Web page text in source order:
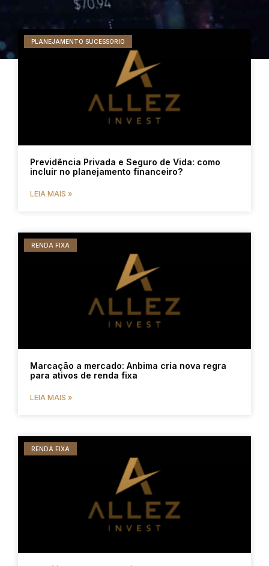
PLANEJAMENTO SUCESSÓRIO
Previdência Privada e Seguro de Vida: como
incluir no planejamento financeiro?
LEIA MAIS »
RENDA FIXA
Marcação a mercado: Anbima cria nova regra
para ativos de renda fixa
LEIA MAIS »
RENDA FIXA